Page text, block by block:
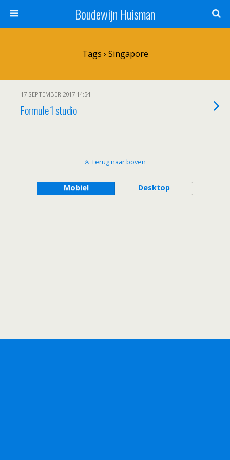
Boudewijn Huisman
Tags › Singapore
17 SEPTEMBER 2017 14:54
Formule 1 studio
Terug naar boven
Mobiel Desktop